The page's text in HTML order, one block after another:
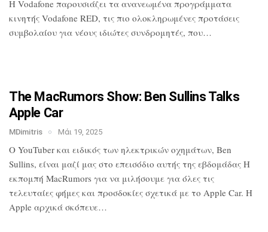
H Vodafone παρουσιάζει τα ανανεωμένα προγράμματα
κινητής Vodafone RED, τις πιο ολοκληρωμένες προτάσεις
συμβολαίου για νέους ιδιώτες συνδρομητές, που…
The MacRumors Show: Ben Sullins Talks
Apple Car
MDimitris Μάι 19, 2025
Ο YouTuber και ειδικός των ηλεκτρικών οχημάτων, Ben
Sullins, είναι μαζί μας στο επεισόδιο αυτής της εβδομάδας Η
εκπομπή MacRumors για να μιλήσουμε για όλες τις
τελευταίες φήμες και προσδοκίες σχετικά με το Apple Car. Η
Apple αρχικά σκόπευε…